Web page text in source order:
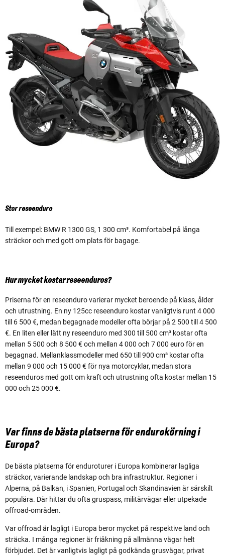
Stor reseenduro
Till exempel: BMW R 1300 GS, 1 300 cm³. Komfortabel på långa
sträckor och med gott om plats för bagage.
Hur mycket kostar reseenduros?
Priserna för en reseenduro varierar mycket beroende på klass, ålder
och utrustning. En ny 125cc reseenduro kostar vanligtvis runt 4 000
till 6 500 €, medan begagnade modeller ofta börjar på 2 500 till 4 500
€. En liten eller lätt ny reseenduro med 300 till 500 cm³ kostar ofta
mellan 5 500 och 8 500 € och mellan 4 000 och 7 000 euro för en
begagnad. Mellanklassmodeller med 650 till 900 cm³ kostar ofta
mellan 9 000 och 15 000 € för nya motorcyklar, medan stora
reseenduros med gott om kraft och utrustning ofta kostar mellan 15
000 och 25 000 €.
Var finns de bästa platserna för endurokörning i
Europa?
De bästa platserna för enduroturer i Europa kombinerar lagliga
sträckor, varierande landskap och bra infrastruktur. Regioner i
Alperna, på Balkan, i Spanien, Portugal och Skandinavien är särskilt
populära. Där hittar du ofta gruspass, militärvägar eller utpekade
offroad-områden.
Var offroad är lagligt i Europa beror mycket på respektive land och
sträcka. I många regioner är friåkning på allmänna vägar helt
förbjudet. Det är vanligtvis lagligt på godkända grusvägar, privat